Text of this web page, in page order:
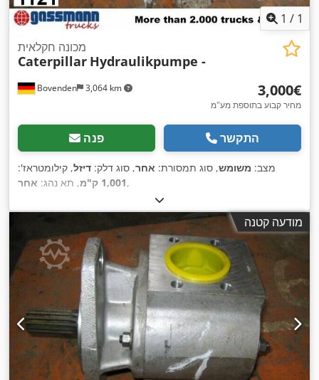
1 / 1
Bovenden 3,064 km
מכונה חקלאית
Caterpillar Hydraulikpumpe -
‏3,000 ‏€
מחיר קבוע בתוספת מע"מ
פנה התקשר
מצב: משומש, סוג תמסורת: אחר, סוג דלק: דיזל, קילומטראז':
1,001 ק"מ
, תא נהג: אחר ,
מודעה קטנה